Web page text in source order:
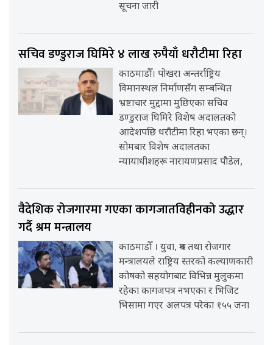
सूचना जारी
सचिव डण्डुराज घिमिरे ४ लाख रुपैयाँ धरौटीमा रिहा
काठमाडौँ। पोखरा अन्तर्राष्ट्रिय
विमानस्थल निर्माणसँग सम्बन्धित
भ्रष्टाचार मुद्दामा मुछिएका सचिव
डण्डुराज घिमिरे विशेष अदालतको
आदेशपछि धरौटीमा रिहा भएका छन्।
सोमबार विशेष अदालतका
न्यायाधीशहरू नारायणप्रसाद पौडेल,
वैदेशिक रोजगारमा गएका कागजातविहीनको उद्धार
गर्दै श्रम मन्त्रालय
काठमाडौँ । युवा, श्रम तथा रोजगार
मन्त्रालयले राष्ट्रिय स्तरको कल्याणकारी
कोषको सहयोगबाट विभिन्न मुलुकमा
रहेका कागजपत्र नभएका र भिजिट
भिसामा गएर अलपत्र परेका १५५ जना